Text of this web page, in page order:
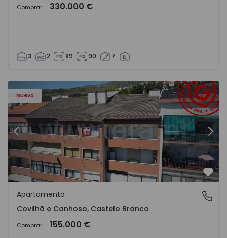
Comprar 330.000 €
3 2 89 90 7
Nuevo
- 18
Apartamento T2 Covilhã, Covilhã e Canhoso - 1497806 -
Anterior
Covilhã e Canhoso, Castelo Branco
Apartamento
Covilhã e Canhoso, Castelo Branco
Comprar 155.000 €